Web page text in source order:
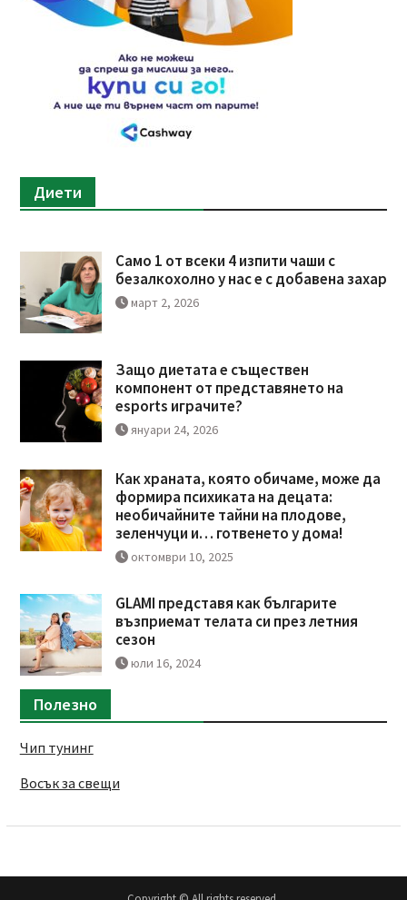
Диети
Само 1 от всеки 4 изпити чаши с
безалкохолно у нас е с добавена захар
март 2, 2026
Защо диетата е съществен
компонент от представянето на
esports играчите?
януари 24, 2026
Как храната, която обичаме, може да
формира психиката на децата:
необичайните тайни на плодове,
зеленчуци и… готвенето у дома!
октомври 10, 2025
GLAMI представя как българите
възприемат телата си през летния
сезон
юли 16, 2024
Полезно
Чип тунинг
Восък за свещи